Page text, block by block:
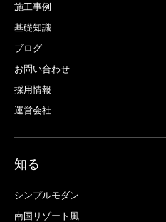
施工事例
基礎知識
ブログ
お問い合わせ
採用情報
運営会社
知る
シンプルモダン
南国リゾート風